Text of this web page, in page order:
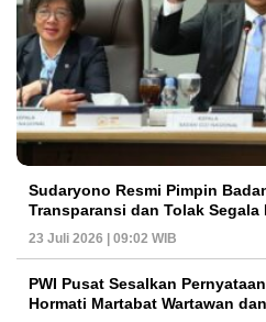
Sudaryono Resmi Pimpin
Transparansi dan Tolak
23 Juli 2026 | 09:02 WIB
PWI Pusat Sesalkan
Hormati Martabat Wartawan